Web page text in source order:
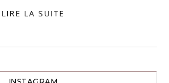
LIRE LA SUITE